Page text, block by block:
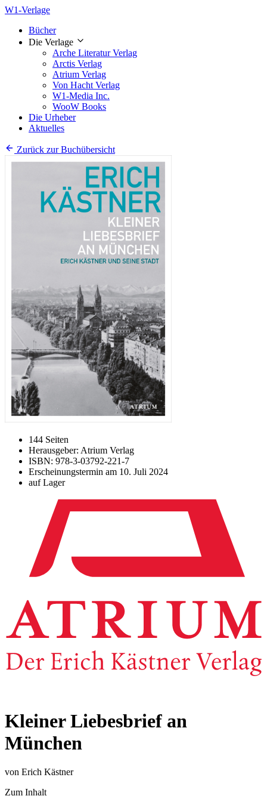
W1-Verlage
Bücher
Die Verlage
Arche Literatur Verlag
Arctis Verlag
Atrium Verlag
Von Hacht Verlag
W1-Media Inc.
WooW Books
Die Urheber
Aktuelles
Zurück zur Buchübersicht
144 Seiten
Herausgeber: Atrium Verlag
ISBN: 978-3-03792-221-7
Erscheinungstermin am 10. Juli 2024
auf Lager
Kleiner Liebesbrief an
München
von Erich Kästner
Zum Inhalt